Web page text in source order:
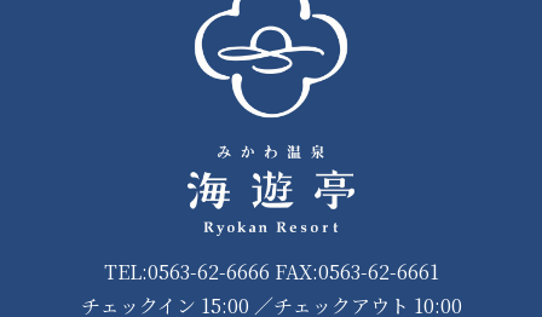
TEL:0563-62-6666 FAX:0563-62-6661
チェックイン 15:00 ／チェックアウト 10:00